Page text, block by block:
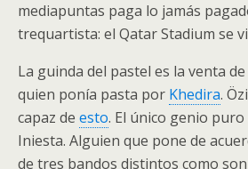
mediapuntas paga lo jamás
trequartista: el Qatar Stadium se
La guinda del pastel es la venta
quien ponía pasta por Khedira.
capaz de esto. El único genio
Iniesta. Alguien que pone de
de tres bandos distintos como